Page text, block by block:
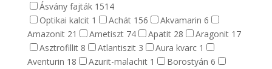
Ásvány fajták 1514
Optikai kalcit 1 Achát 156 Akvamarin 6
Amazonit 21 Ametiszt 74 Apatit 28 Aragonit 17
Asztrofillit 8 Atlantiszit 3 Aura kvarc 1
Aventurin 18 Azurit-malachit 1 Borostyán 6